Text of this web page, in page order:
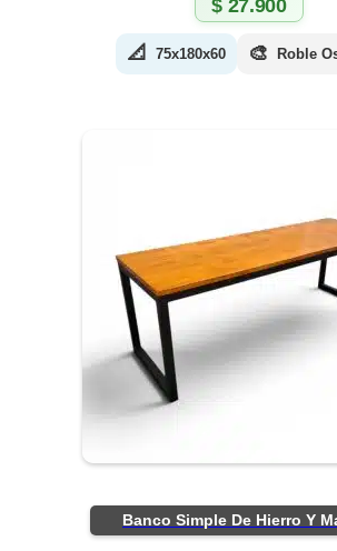
$27.900
📐 75x180x60 🎨 Roble
Banco Simple De Hierro Y